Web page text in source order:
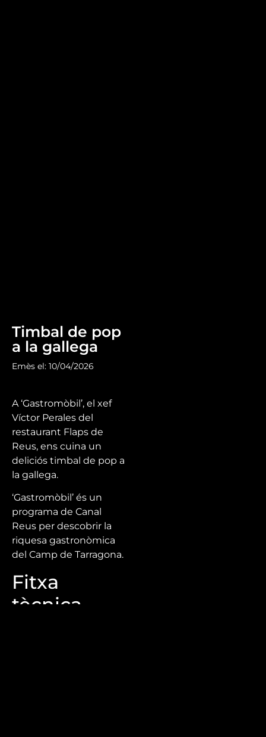
Timbal de pop
a la gallega
Emès el: 10/04/2026
A ‘Gastromòbil’, el xef
Víctor Perales del
restaurant Flaps de
Reus, ens cuina un
deliciós timbal de pop a
la gallega.
‘Gastromòbil’ és un
programa de Canal
Reus per descobrir la
riquesa gastronòmica
del Camp de Tarragona.
Fitxa
tècnica